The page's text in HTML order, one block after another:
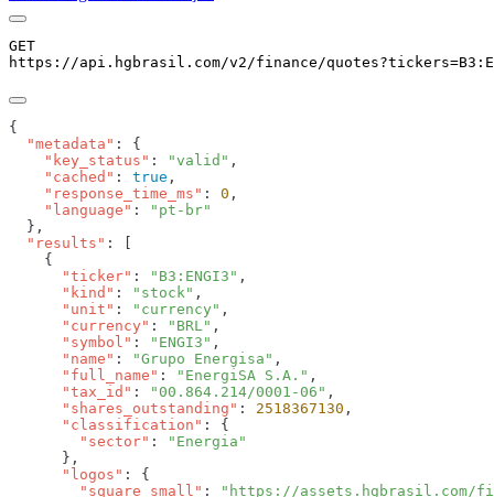
GET
https://api.hgbrasil.com/v2/finance/quotes?tickers=
  "metadata"
    "key_status"
: "valid"
    "cached"
: true
    "response_time_ms"
: 0
    "language"
:
  "results"
      "ticker"
: "B3:ENGI3"
      "kind"
: "stock"
      "unit"
: "currency"
      "currency"
: "BRL"
      "symbol"
: "ENGI3"
      "name"
: "Grupo Energisa"
      "full_name"
: "EnergiSA S.A."
      "tax_id"
: "00.864.214/0001-06"
      "shares_outstanding"
: 2518367130
      "classification"
        "sector"
:
      "logos"
        "square_small"
:
"https://assets.hgbrasil.com/